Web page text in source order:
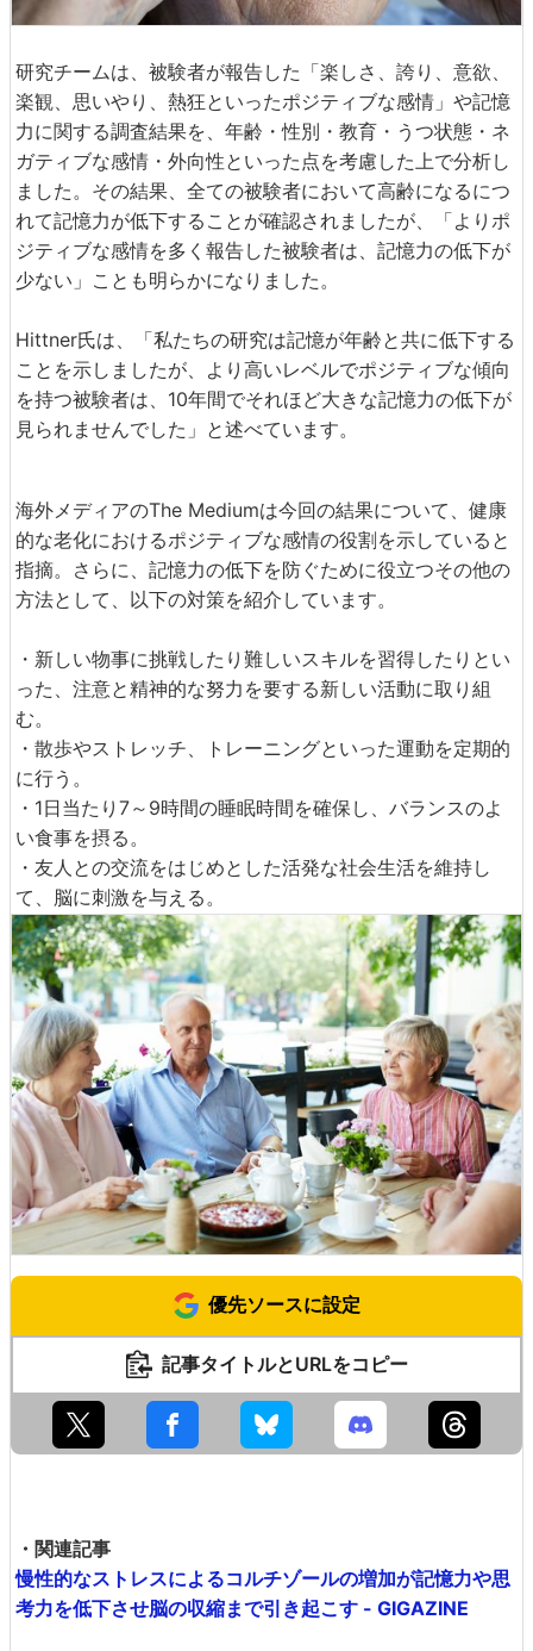
研究チームは、被験者が報告した「楽しさ、誇り、意欲、
楽観、思いやり、熱狂といったポジティブな感情」や記憶
力に関する調査結果を、年齢・性別・教育・うつ状態・ネ
ガティブな感情・外向性といった点を考慮した上で分析し
ました。その結果、全ての被験者において高齢になるにつ
れて記憶力が低下することが確認されましたが、「よりポ
ジティブな感情を多く報告した被験者は、記憶力の低下が
少ない」ことも明らかになりました。
Hittner氏は、「私たちの研究は記憶が年齢と共に低下する
ことを示しましたが、より高いレベルでポジティブな傾向
を持つ被験者は、10年間でそれほど大きな記憶力の低下が
見られませんでした」と述べています。
海外メディアのThe Mediumは今回の結果について、健康
的な老化におけるポジティブな感情の役割を示していると
指摘。さらに、記憶力の低下を防ぐために役立つその他の
方法として、以下の対策を紹介しています。
・新しい物事に挑戦したり難しいスキルを習得したりとい
った、注意と精神的な努力を要する新しい活動に取り組
む。
・散歩やストレッチ、トレーニングといった運動を定期的
に行う。
・1日当たり7～9時間の睡眠時間を確保し、バランスのよ
い食事を摂る。
・友人との交流をはじめとした活発な社会生活を維持し
て、脳に刺激を与える。
優先ソースに設定
記事タイトルとURLをコピー
・関連記事
慢性的なストレスによるコルチゾールの増加が記憶力や思
考力を低下させ脳の収縮まで引き起こす - GIGAZINE